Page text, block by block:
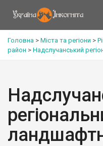
Головна > Міста та регіони >
район > Надслучанський